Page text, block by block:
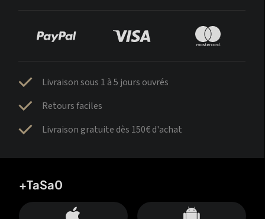
Livraison sous 1 à 5 jours ouvrés
Retours faciles
Livraison gratuite dès 150€ d'achat
+TaSa0